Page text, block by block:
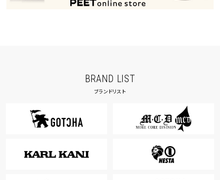
BRAND LIST
ブランドリスト